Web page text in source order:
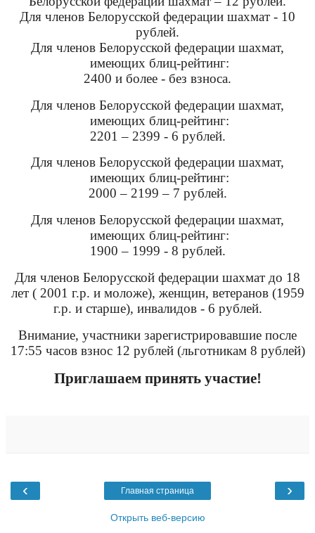
Для членов Белорусской федерации шахмат - 10
рублей.
Для членов Белорусской федерации шахмат,
имеющих блиц-рейтинг:
2400 и более - без взноса.
Для членов Белорусской федерации шахмат,
имеющих блиц-рейтинг:
2201 – 2399 - 6 рублей.
Для членов Белорусской федерации шахмат,
имеющих блиц-рейтинг:
2000 – 2199 – 7 рублей.
Для членов Белорусской федерации шахмат,
имеющих блиц-рейтинг:
1900 – 1999 - 8 рублей.
Для членов Белорусской федерации шахмат до 18
лет ( 2001 г.р. и моложе), женщин, ветеранов (1959
г.р. и старше), инвалидов - 6 рублей.
Внимание, участники зарегистрировавшие после
17:55 часов взнос 12 рублей (льготникам 8 рублей)
Приглашаем принять участие!
‹ ›
Главная страница
Открыть веб-версию